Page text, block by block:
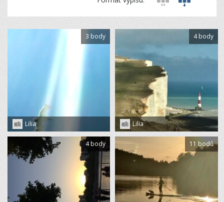
Lilia
3 body
Lilia
4 body
4 body 11 bodů